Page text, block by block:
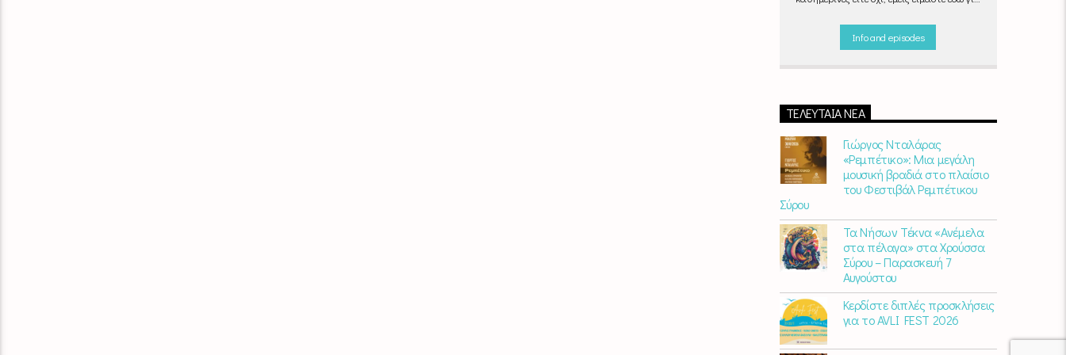
μέρες της εβδομάδας, δημιουργώντας μία
μελωδική συνήθεια για ό,τι κι αν κάνετε.
Info and episodes
ΤΕΛΕΥΤΑΊΑ ΝΈΑ
Γιώργος Νταλάρας
«Ρεμπέτικο»: Μια μεγάλη
μουσική βραδιά στο πλαίσιο
του Φεστιβάλ Ρεμπέτικου
Σύρου
Τα Νήσων Τέκνα «Ανέμελα
στα πέλαγα» στα Χρούσσα
Σύρου – Παρασκευή 7
Αυγούστου
Κερδίστε διπλές προσκλήσεις
για το AVLI FEST 2026